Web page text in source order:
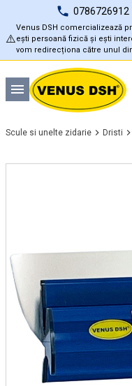
0786726912
⚠️
Venus DSH comercializează
ești persoană fizică și ești
vom redirecționa către unul
Scule si unelte zidarie Dristi